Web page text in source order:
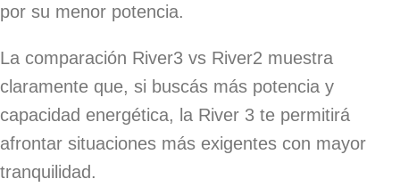
por su menor potencia.
La comparación River3 vs River2 muestra
claramente que, si buscás más potencia y
capacidad energética, la River 3 te permitirá
afrontar situaciones más exigentes con mayor
tranquilidad.